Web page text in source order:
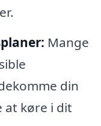
Mange
din
at køre i dit